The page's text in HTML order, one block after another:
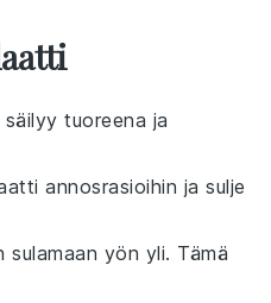
tuoreena ja
annosrasioihin ja sulje
sulamaan yön yli. Tämä